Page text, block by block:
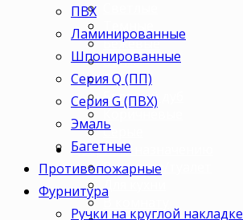
Бежевые
Венге
Орех
Беленый дуб
Коричневые
Серые
Двери по назначению
В ванную/туалет
Для кухни
В комнату
ПВХ
Ламинированные
Шпонированные
Серия Q (ПП)
Серия G (ПВХ)
Эмаль
Багетные
Противопожарные
Фурнитура
Ручки на круглой накладке